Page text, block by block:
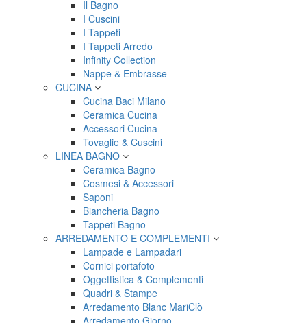
Il Bagno
I Cuscini
I Tappeti
I Tappeti Arredo
Infinity Collection
Nappe & Embrasse
CUCINA
Cucina Baci Milano
Ceramica Cucina
Accessori Cucina
Tovaglie & Cuscini
LINEA BAGNO
Ceramica Bagno
Cosmesi & Accessori
Saponi
Biancheria Bagno
Tappeti Bagno
ARREDAMENTO E COMPLEMENTI
Lampade e Lampadari
Cornici portafoto
Oggettistica & Complementi
Quadri & Stampe
Arredamento Blanc MariClò
Arredamento Giorno